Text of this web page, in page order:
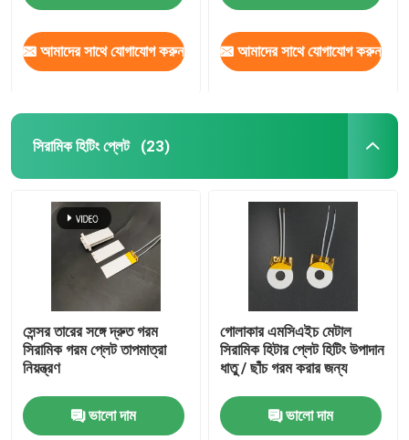
আমাদের সাথে যোগাযোগ করুন আমাদের সাথে যোগাযোগ করুন
সিরামিক হিটিং প্লেট (23)
সেন্সর তারের সঙ্গে দ্রুত গরম
সিরামিক গরম প্লেট তাপমাত্রা
নিয়ন্ত্রণ
ভালো দাম
গোলাকার এমসিএইচ মেটাল
সিরামিক হিটার প্লেট হিটিং উপাদান
ধাতু / ছাঁচ গরম করার জন্য
ভালো দাম